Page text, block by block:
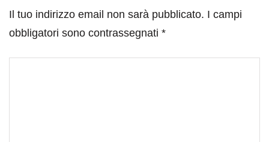
Il tuo indirizzo email non sarà pubblicato. I campi
obbligatori sono contrassegnati *